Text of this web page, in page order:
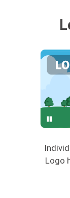
Logo